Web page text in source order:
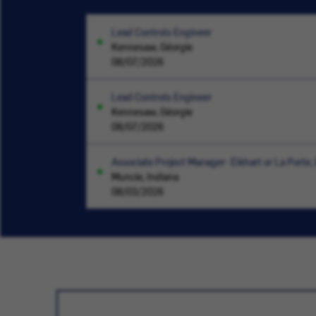
Lead Controls Engineer
Kennesaw, Géorgie
08/07/2026
Lead Controls Engineer
Kennesaw, Géorgie
08/07/2026
Associate Project Manager- Elkhart or La Porte,
Muncie, Indiana
08/03/2026